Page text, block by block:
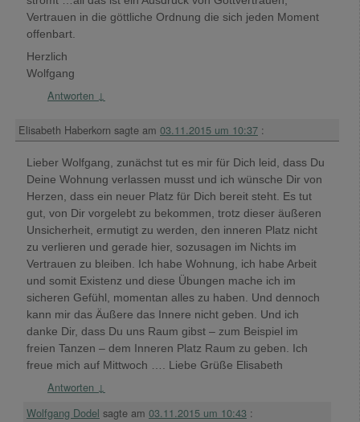
Vertrauen in die göttliche Ordnung die sich jeden Moment
offenbart.
Herzlich
Wolfgang
Antworten ↓
Elisabeth Haberkorn sagte am 03.11.2015 um 10:37 :
Lieber Wolfgang, zunächst tut es mir für Dich leid, dass Du
Deine Wohnung verlassen musst und ich wünsche Dir von
Herzen, dass ein neuer Platz für Dich bereit steht. Es tut
gut, von Dir vorgelebt zu bekommen, trotz dieser äußeren
Unsicherheit, ermutigt zu werden, den inneren Platz nicht
zu verlieren und gerade hier, sozusagen im Nichts im
Vertrauen zu bleiben. Ich habe Wohnung, ich habe Arbeit
und somit Existenz und diese Übungen mache ich im
sicheren Gefühl, momentan alles zu haben. Und dennoch
kann mir das Äußere das Innere nicht geben. Und ich
danke Dir, dass Du uns Raum gibst – zum Beispiel im
freien Tanzen – dem Inneren Platz Raum zu geben. Ich
freue mich auf Mittwoch …. Liebe Grüße Elisabeth
Antworten ↓
Wolfgang Dodel sagte am 03.11.2015 um 10:43 :